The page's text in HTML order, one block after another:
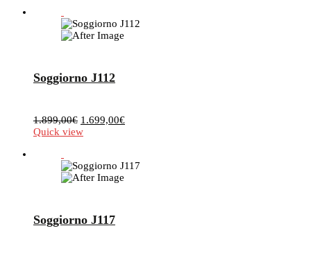
Soggiorno J112
1.899,00€ Il
prezzo
1.899,00€.
1.699,00€Il
1.699,00€.
Quick view
Soggiorno J117